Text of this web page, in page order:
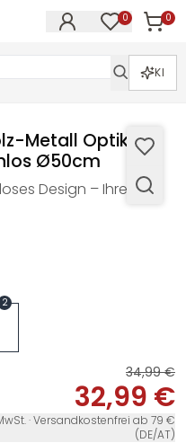
0 0
KI
Metall Optik mit
Ø50cm
Design – Ihre
2
34,99 €
32,99 €
· Versandkostenfrei ab 79 €
(DE/AT)